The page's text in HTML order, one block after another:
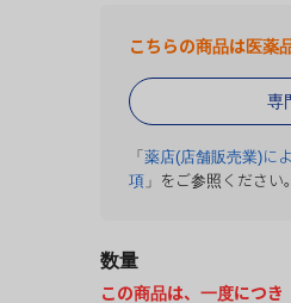
こちらの商品は医薬
専
「薬店(店舗販売業)に
項」をご参照ください。
数量
この商品は、一度につき